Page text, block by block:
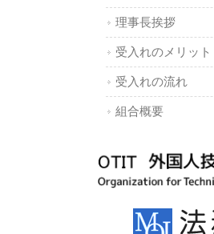
理事長挨拶
受入れのメリット
受入れの流れ
組合概要